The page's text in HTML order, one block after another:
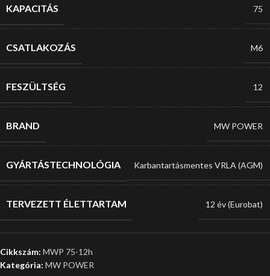
KAPACITÁS 75
CSATLAKOZÁS M6
FESZÜLTSÉG 12
BRAND MW POWER
GYÁRTÁSTECHNOLÓGIA Karbantartásmentes VRLA (AGM)
TERVEZETT ÉLETTARTAM 12 év (Eurobat)
Cikkszám: MWP 75-12h
Kategória: MW POWER